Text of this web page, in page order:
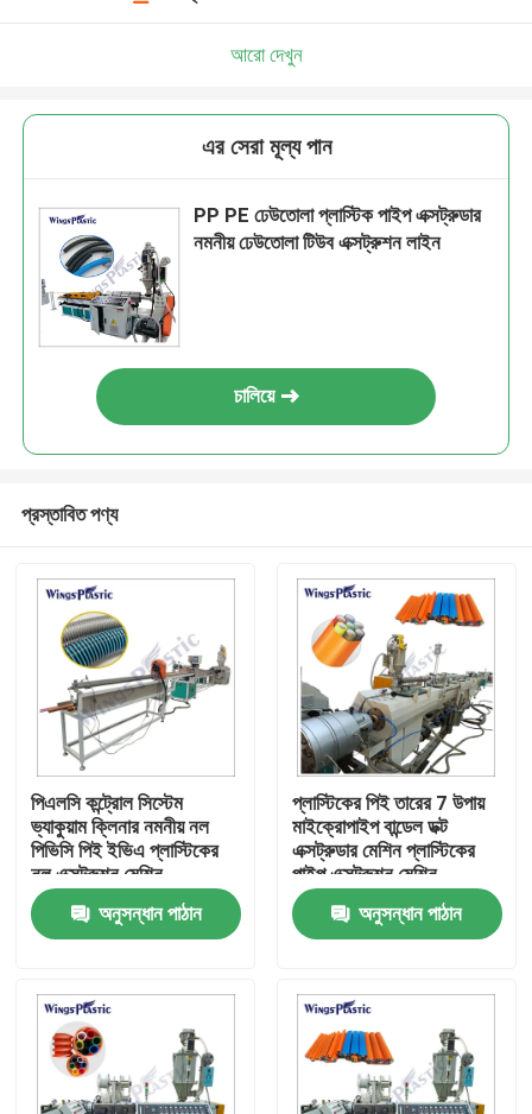
পণ্য
আমাদের সম্পর্কে
আরো দেখুন
এর সেরা মূল্য পান
PP PE ঢেউতোলা প্লাস্টিক পাইপ এক্সট্রুডার
নমনীয় ঢেউতোলা টিউব এক্সট্রুশন লাইন
চালিয়ে
প্রস্তাবিত পণ্য
পিএলসি কন্ট্রোল সিস্টেম
ভ্যাকুয়াম ক্লিনার নমনীয় নল
পিভিসি পিই ইভিএ প্লাস্টিকের
নল এক্সট্রুশন মেশিন
অনুসন্ধান পাঠান
প্লাস্টিকের পিই তারের 7 উপায়
মাইক্রোপাইপ বান্ডেল ডক্ট
এক্সট্রুডার মেশিন প্লাস্টিকের
পাইপ এক্সট্রুশন মেশিন
অনুসন্ধান পাঠান